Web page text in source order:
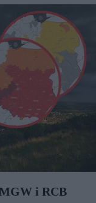
i RCB